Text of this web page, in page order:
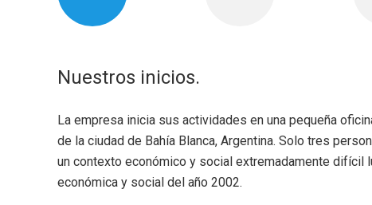
Nuestros inicios.
La empresa inicia sus actividades en una pequeña
de la ciudad de Bahía Blanca, Argentina. Solo tres
un contexto económico y social extremadamente difícil
económica y social del año 2002.